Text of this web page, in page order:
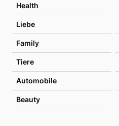
Health
Liebe
Family
Tiere
Automobile
Beauty